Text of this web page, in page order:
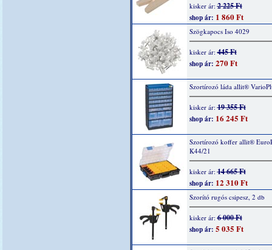
kisker ár:2 225 Ft
shop ár: 1 860 Ft
Szögkapocs Iso 4029
kisker ár:445 Ft
shop ár: 270 Ft
Szortírozó láda allit®
kisker ár:19 355 Ft
shop ár: 16 245 Ft
Szortírozó koffer allit®
K44/21
kisker ár:14 665 Ft
shop ár: 12 310 Ft
Szorító rugós csipesz, 2 db
kisker ár:6 000 Ft
shop ár: 5 035 Ft